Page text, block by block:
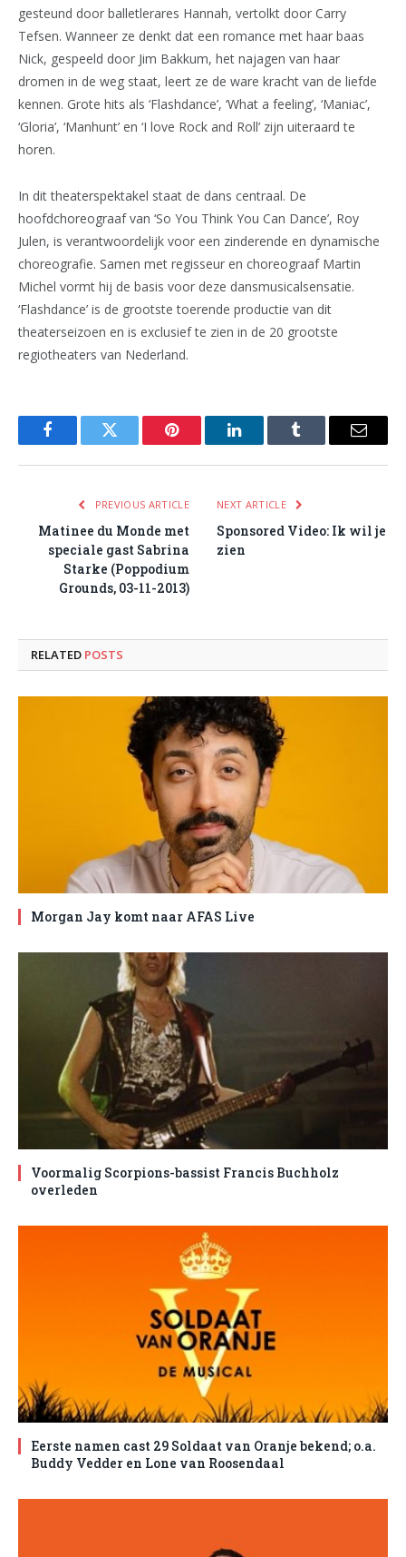
gesteund door balletlerares Hannah, vertolkt door Carry
Tefsen. Wanneer ze denkt dat een romance met haar baas
Nick, gespeeld door Jim Bakkum, het najagen van haar
dromen in de weg staat, leert ze de ware kracht van de liefde
kennen. Grote hits als ‘Flashdance’, ‘What a feeling’, ‘Maniac’,
‘Gloria’, ‘Manhunt’ en ‘I love Rock and Roll’ zijn uiteraard te
horen.
In dit theaterspektakel staat de dans centraal. De
hoofdchoreograaf van ‘So You Think You Can Dance’, Roy
Julen, is verantwoordelijk voor een zinderende en dynamische
choreografie. Samen met regisseur en choreograaf Martin
Michel vormt hij de basis voor deze dansmusicalsensatie.
‘Flashdance’ is de grootste toerende productie van dit
theaterseizoen en is exclusief te zien in de 20 grootste
regiotheaters van Nederland.
FacebookTwitter Pinterest LinkedInTumblr Email
PREVIOUS ARTICLE
Matinee du Monde met
speciale gast Sabrina
Starke (Poppodium
Grounds, 03-11-2013)
NEXT ARTICLE
Sponsored Video: Ik wil je
zien
RELATED POSTS
Morgan Jay komt naar AFAS Live
Voormalig Scorpions-bassist Francis Buchholz
overleden
Eerste namen cast 29 Soldaat van Oranje bekend; o.a.
Buddy Vedder en Lone van Roosendaal